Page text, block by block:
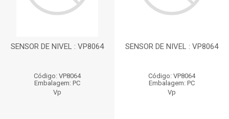
SENSOR DE NIVEL : VP8064
Código: VP8064
Embalagem: PC
Vp
SENSOR DE NIVEL : VP8064
Código: VP8064
Embalagem: PC
Vp